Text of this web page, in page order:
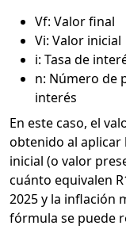
Vf: Valor final
Vi: Valor inicial
i: Tasa de
n: Número de
interés
En este caso, el
obtenido al aplicar
inicial (o valor
cuánto equivalen
2025 y la inflación
fórmula se puede